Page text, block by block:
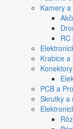
Kamery
RC
Krabice
PCB a
Skrutky a